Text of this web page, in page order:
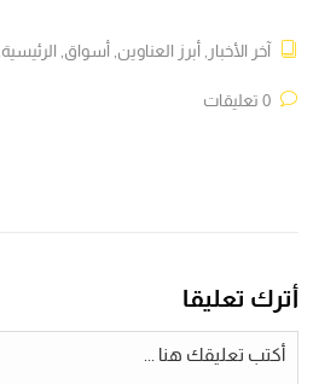
آخر الأخبار أبرز العناوين أسواق الرئيسية
أترك تعليقا